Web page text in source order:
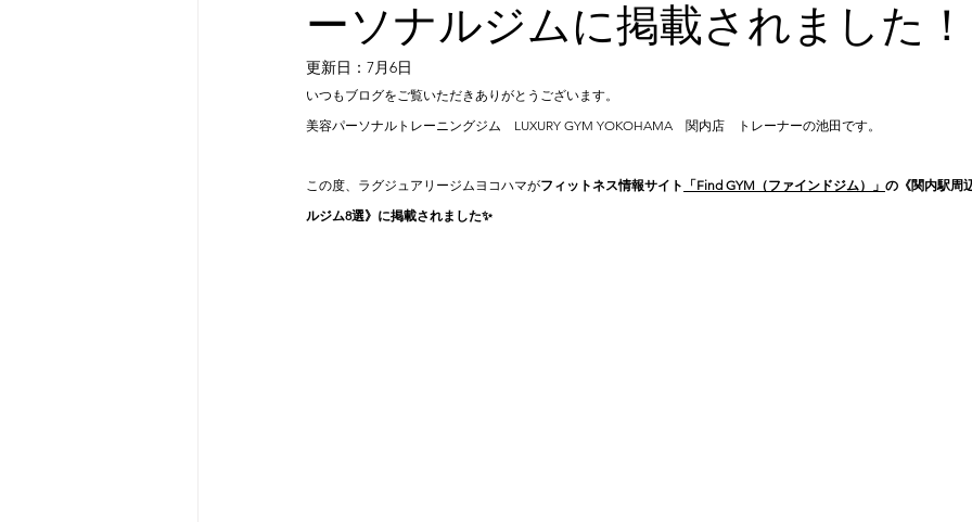
ーソナルジムに掲載されました！
更新日： 7月6日
いつもブログをご覧いただきありがとうございます。
美容パーソナルトレーニングジム LUXURY GYM YOKOHAMA 関内店　トレーナーの池田です。
この度、ラグジュアリージムヨコハマがフィットネス情報サイト 「Find GYM（ファインドジム）」 の《関内駅周
ルジム8選》に掲載されました✨